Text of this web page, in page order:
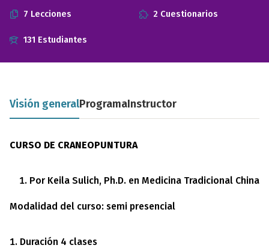
7 Lecciones 2 Cuestionarios
131 Estudiantes
Visión generalProgramaInstructor
CURSO DE CRANEOPUNTURA
Por Keila Sulich, Ph.D. en Medicina Tradicional China
Modalidad del curso: semi presencial
Duración 4 clases